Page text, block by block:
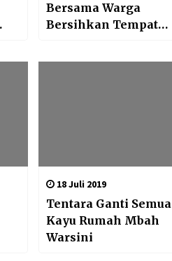
Bersama Warga
Bersihkan Tempat
18 Juli 2019
Tentara Ganti Semua
Kayu Rumah Mbah
Warsini